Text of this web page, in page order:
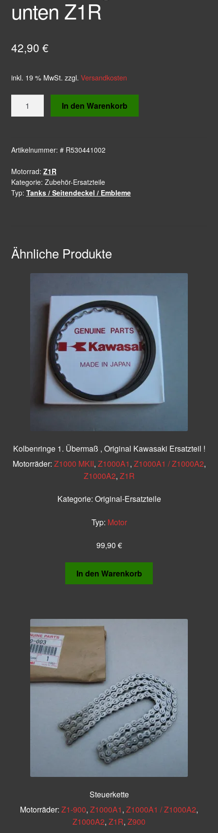
unten Z1R
42,90 €
inkl. 19 % MwSt. zzgl. Versandkosten
Verkleidungsscheibe
Menge
In den Warenkorb
Artikelnummer: # R530441002
Motorrad: Z1R
Kategorie: Zubehör-Ersatzteile
Typ: Tanks / Seitendeckel / Embleme
Ähnliche Produkte
Kolbenringe 1. Übermaß , Original Kawasaki Ersatzteil !
Motorräder: Z1000 MKII, Z1000A1, Z1000A1 / Z1000A2,
Z1000A2, Z1R
Kategorie: Original-Ersatzteile
Typ: Motor
99,90 €
In den Warenkorb
Steuerkette
Motorräder: Z1-900, Z1000A1, Z1000A1 / Z1000A2,
Z1000A2, Z1R, Z900